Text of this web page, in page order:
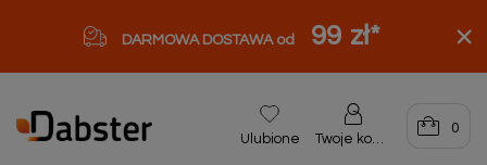
DARMOWA DOSTAWA od 99 zł*
Ulubione Twoje konto
0